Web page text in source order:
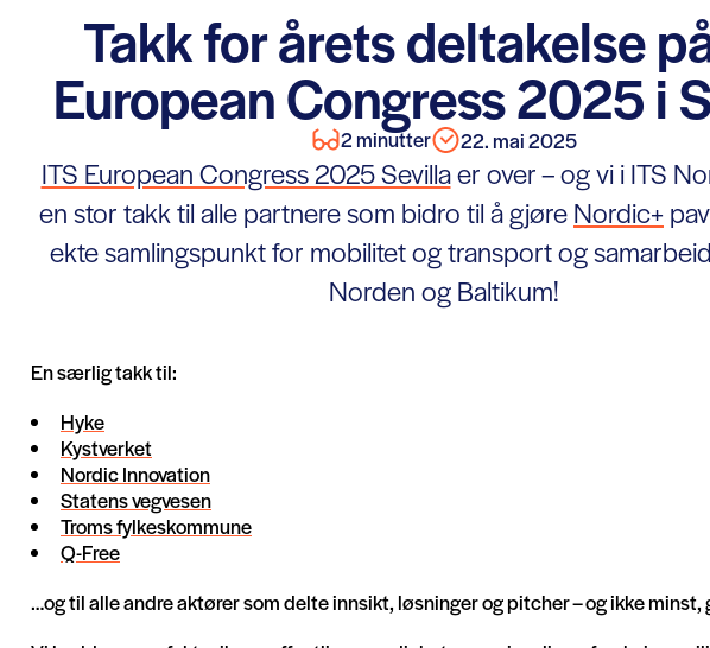
Takk for årets deltakelse
European Congress 2025 i
2 minutter 22. mai 2025
ITS European Congress 2025 Sevillaer over – og vi i ITS
en stor takk til alle partnere som bidro til å gjøreNordic+
ekte samlingspunkt for mobilitet og transport og
Norden og Baltikum!
En særlig takk til:
Hyke
Kystverket
Nordic Innovation
Statens vegvesen
Troms fylkeskommune
Q-Free
…og til alle andre aktører som delte innsikt, løsninger og pitcher – og ikke